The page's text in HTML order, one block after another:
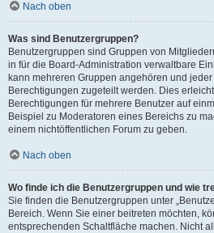
Nach oben
Was sind Benutzergruppen?
Benutzergruppen sind Gruppen von
in für die Board-Administration verwaltbare
kann mehreren Gruppen angehören und
Berechtigungen zugeteilt werden. Dies
Berechtigungen für mehrere Benutzer auf
Beispiel zu Moderatoren eines Bereichs zu
einem nichtöffentlichen Forum zu geben.
Nach oben
Wo finde ich die Benutzergruppen und wie
Sie finden die Benutzergruppen unter
Bereich. Wenn Sie einer beitreten möchten,
entsprechenden Schaltfläche machen. Nicht